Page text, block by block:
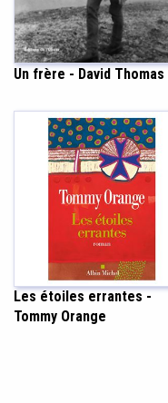
Un frère - David Thomas
Les étoiles errantes -
Tommy Orange